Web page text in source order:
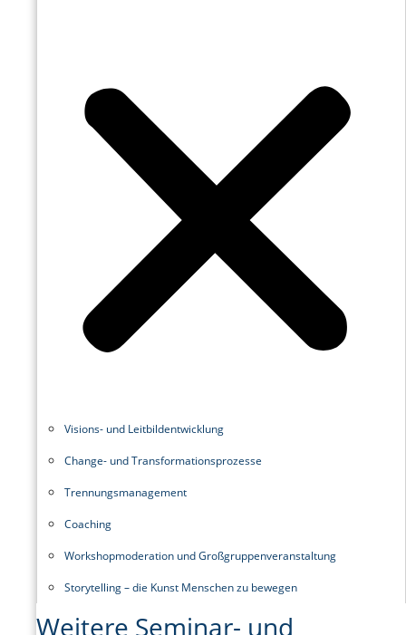
Visions- und Leitbildentwicklung
Change- und Transformationsprozesse
Trennungsmanagement
Coaching
Workshopmoderation und Großgruppenveranstaltung
Storytelling – die Kunst Menschen zu bewegen
Weitere Seminar- und